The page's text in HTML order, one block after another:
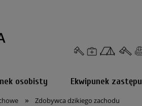
osobisty Ekwipunek zastępu
» Zdobywca dzikiego zachodu